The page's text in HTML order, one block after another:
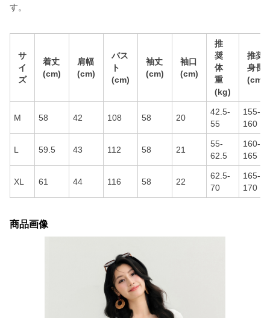
す。
サ
イ
ズ
着丈
(cm)
肩幅
(cm)
バス
ト
(cm)
袖丈
(cm)
袖口
(cm)
推
奨
体
重
(kg)
推奨
身長
(cm)
M 58 42 108 58 20
42.5-
55
155-
160
L 59.5 43 112 58 21
55-
62.5
160-
165
XL 61 44 116 58 22
62.5-
70
165-
170
商品画像